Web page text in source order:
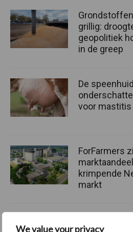
We value your privacy
grillig:
geopolitiek
in de greep
De
voor mastitis
ForFarmers
krimpende
markt